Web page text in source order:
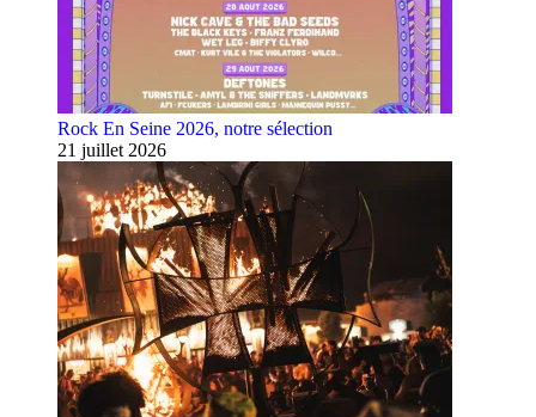
Rock En Seine 2026, notre sélection
21 juillet 2026